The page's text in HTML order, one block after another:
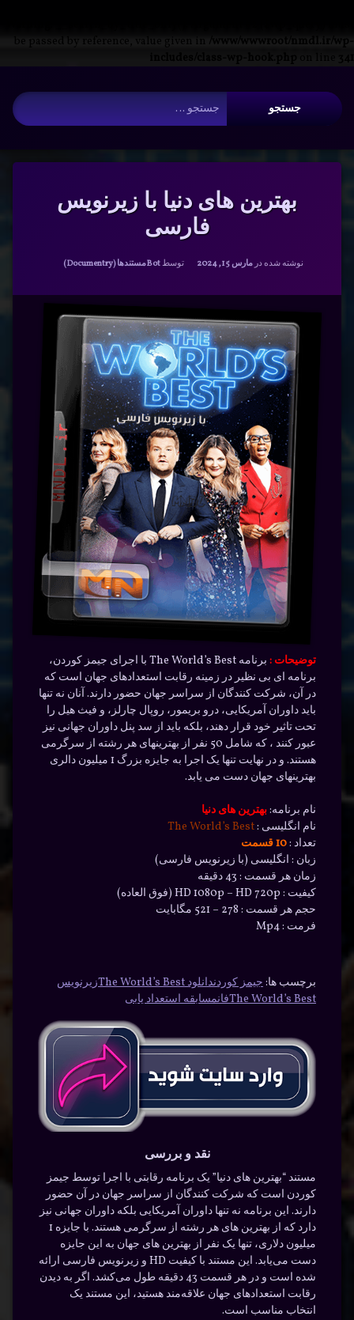
محتوا
آرشیو
جستجو برای:
بهترین های دنیا با زیرنویس
فارسی
نوشته شده درمارس 15, 2024 توسطBotدسته بندی ها:
مستندها (Documentry)
توضیحات :
برنامه The World’s Best با اجرای جیمز کوردن،
برنامه ای بی نظیر در زمینه رقابت استعدادهای جهان است که
در آن، شرکت کنندگان از سراسر جهان حضور دارند. آنان نه تنها
باید داوران آمریکایی، درو بریمور، روپال چارلز، و فیث هیل را
تحت تاثیر خود قرار دهند، بلکه باید از سد پنل داوران جهانی نیز
عبور کنند ، که شامل 50 نفر از بهترینهای هر رشته از سرگرمی
هستند. و در نهایت تنها یک اجرا به جایزه بزرگ 1 میلیون دالری
بهترینهای جهان دست می یابد.
نام برنامه:بهترین های دنیا
نام انگلیسی :The World’s Best
تعداد :10 قسمت
زبان : انگلیسی (با زیرنویس فارسی)
زمان هر قسمت : 43 دقیقه
کیفیت : HD 1080p – HD 720p (فوق العاده)
حجم هر قسمت : 278 – 521 مگابایت
فرمت : Mp4
برچسب ها:جیمز کوردندانلود The World’s Best
زیرنویس
The World’s Bestفانمسابقه استعداد یابی
نقد و بررسی
مستند “بهترین های دنیا” یک برنامه رقابتی با اجرا توسط جیمز
کوردن است که شرکت کنندگان از سراسر جهان در آن حضور
دارند. این برنامه نه تنها داوران آمریکایی بلکه داوران جهانی نیز
دارد که از بهترین های هر رشته از سرگرمی هستند. با جایزه 1
میلیون دلاری، تنها یک نفر از بهترین های جهان به این جایزه
دست می‌یابد. این مستند با کیفیت HD و زیرنویس فارسی ارائه
شده است و در هر قسمت 43 دقیقه طول می‌کشد. اگر به دیدن
رقابت استعدادهای جهان علاقه‌مند هستید، این مستند یک
انتخاب مناسب است.